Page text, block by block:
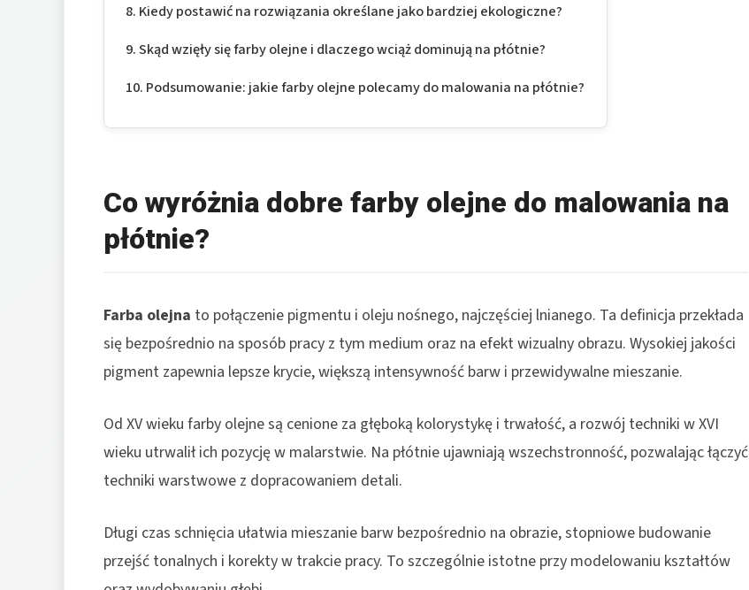
Kiedy postawić na rozwiązania określane jako bardziej ekologiczne?
Skąd wzięły się farby olejne i dlaczego wciąż dominują na płótnie?
Podsumowanie: jakie farby olejne polecamy do malowania na płótnie?
Co wyróżnia dobre farby olejne do malowania na
płótnie?
Farba olejna to połączenie pigmentu i oleju nośnego, najczęściej lnianego. Ta definicja przekłada
się bezpośrednio na sposób pracy z tym medium oraz na efekt wizualny obrazu. Wysokiej jakości
pigment zapewnia lepsze krycie, większą intensywność barw i przewidywalne mieszanie.
Od XV wieku farby olejne są cenione za głęboką kolorystykę i trwałość, a rozwój techniki w XVI
wieku utrwalił ich pozycję w malarstwie. Na płótnie ujawniają wszechstronność, pozwalając łączyć
techniki warstwowe z dopracowaniem detali.
Długi czas schnięcia ułatwia mieszanie barw bezpośrednio na obrazie, stopniowe budowanie
przejść tonalnych i korekty w trakcie pracy. To szczególnie istotne przy modelowaniu kształtów